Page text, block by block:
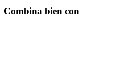
Combina bien con